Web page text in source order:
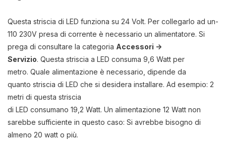
Questa striscia di LED funziona su 24 Volt. Per collegarlo ad un-
110 230V presa di corrente è necessario un alimentatore. Si
prega di consultare la categoria Accessori ->
Servizio. Questa striscia a LED consuma 9,6 Watt per
metro. Quale alimentazione è necessario, dipende da
quanto striscia di LED che si desidera installare. Ad esempio: 2
metri di questa striscia
di LED consumano 19,2 Watt. Un alimentazione 12 Watt non
sarebbe sufficiente in questo caso: Si avrebbe bisogno di
almeno 20 watt o più.